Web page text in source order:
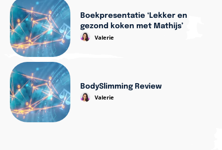
Boekpresentatie ‘Lekker en
gezond koken met Mathijs’
Valerie
BodySlimming Review
Valerie